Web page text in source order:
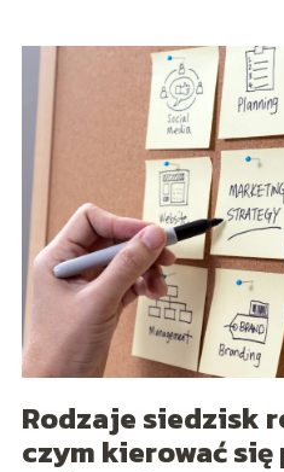
Rodzaje siedzisk
czym kierować